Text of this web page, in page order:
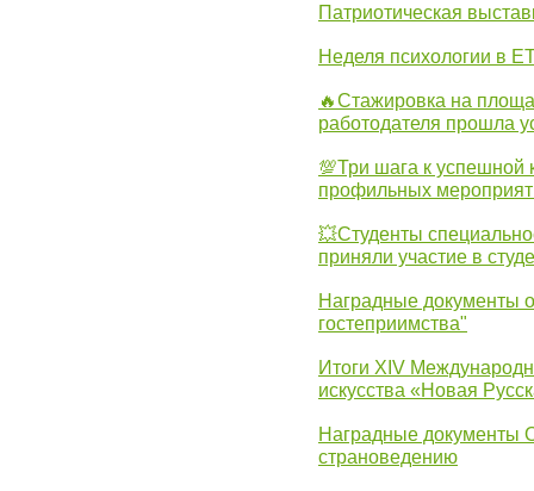
Патриотическая
Неделя психологии в
🔥Стажировка на
работодателя прошла
💯Три шага к успешной
профильных
💥Студенты
приняли участие в
Наградные документы
гостеприимства"
Итоги XIV
искусства «Новая
Наградные документы
страноведению